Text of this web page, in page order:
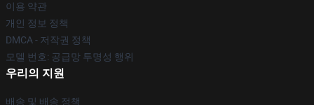
이용 약관
개인 정보 정책
DMCA - 저작권 정책
모델 번호: 공급망 투명성 행위
우리의 지원
배송 및 배송 정책